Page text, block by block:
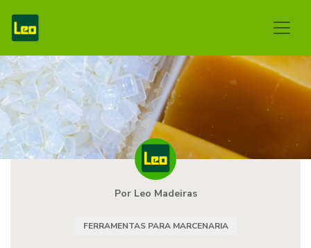
Por Leo Madeiras
FERRAMENTAS PARA MARCENARIA